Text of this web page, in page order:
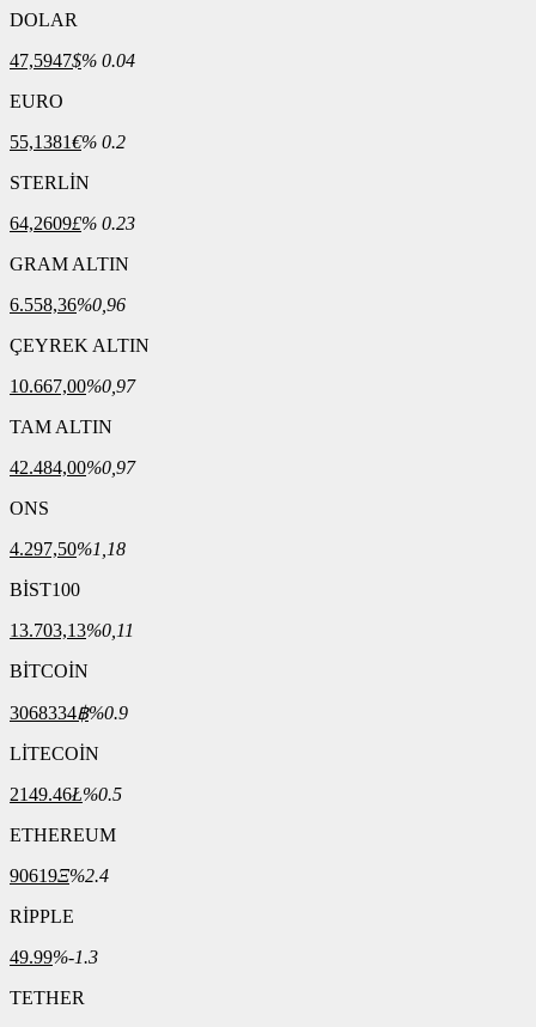
DOLAR
47,5947$% 0.04
EURO
55,1381€% 0.2
STERLİN
64,2609£% 0.23
GRAM ALTIN
6.558,36%0,96
ÇEYREK ALTIN
10.667,00%0,97
TAM ALTIN
42.484,00%0,97
ONS
4.297,50%1,18
BİST100
13.703,13%0,11
BİTCOİN
3068334฿%0.9
LİTECOİN
2149.46Ł%0.5
ETHEREUM
90619Ξ%2.4
RİPPLE
49.99%-1.3
TETHER